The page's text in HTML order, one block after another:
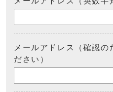
メールアドレス（確認の
ださい）